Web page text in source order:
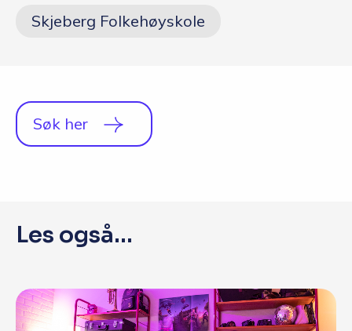
Opptakskrav og priser
Skjeberg Folkehøyskole
Søk her
Les også...